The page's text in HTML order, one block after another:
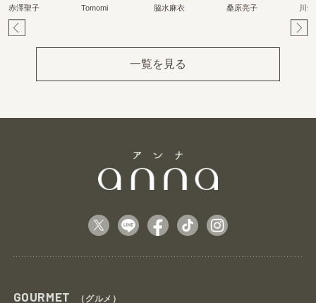
赤澤聖子 Tomomi 脇水麻衣 桑原亮子 川
一覧を見る
GOURMET （グルメ）